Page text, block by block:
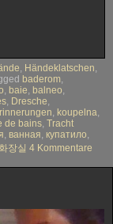
, Händeklatschen,
baderom,
, baie, balneo,
, Dresche,
, koupelna,
de bains, Tracht
, ванная, купатило,
장실 4 Kommentare